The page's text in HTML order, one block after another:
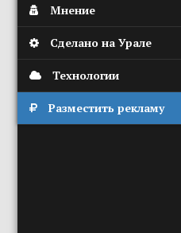
Мнение
Сделано на Урале
Технологии
Разместить рекламу